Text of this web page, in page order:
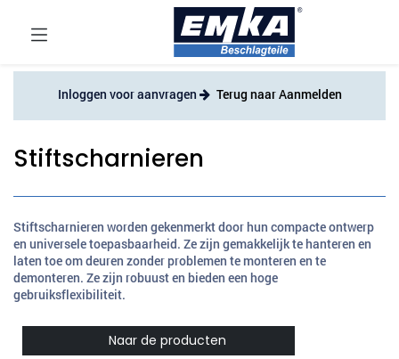
Inloggen voor aanvragen Terug naar Aanmelden
Stiftscharnieren
Stiftscharnieren worden gekenmerkt door hun compacte ontwerp
en universele toepasbaarheid. Ze zijn gemakkelijk te hanteren en
laten toe om deuren zonder problemen te monteren en te
demonteren. Ze zijn robuust en bieden een hoge
gebruiksflexibiliteit.
Naar de producten